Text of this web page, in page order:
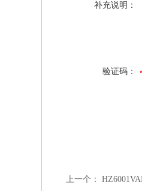
补充说明：
验证码：
上一个：